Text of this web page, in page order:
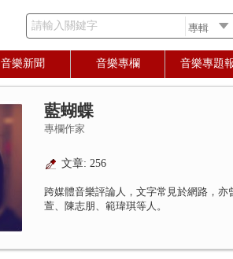
請輸入關鍵字
音樂新聞 音樂專欄 音樂專題
藍蝴蝶
專欄作家
文章: 256
跨媒體音樂評論人，文字常見於網路，
萱、陳志朋、範瑋琪等人。